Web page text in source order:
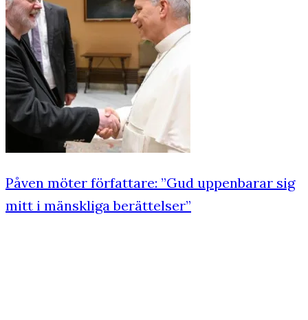
Påven möter författare: ”Gud uppenbarar sig
mitt i mänskliga berättelser”